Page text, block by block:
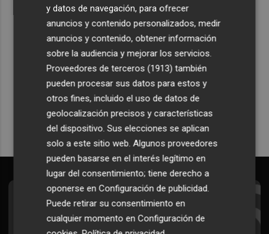
Recibe toda la actualidad de
Plaza Podcast en tu correo
Quiero suscribirme
Suscríbete al Boletín
Todos los días a primera hora en tu email
y datos de navegación, para ofrecer
anuncios y contenido personalizados, medir
anuncios y contenido, obtener información
sobre la audiencia y mejorar los servicios.
Proveedores de terceros (1913) también
pueden procesar sus datos para estos y
otros fines, incluido el uso de datos de
geolocalización precisos y características
del dispositivo. Sus elecciones se aplican
solo a este sitio web. Algunos proveedores
pueden basarse en el interés legítimo en
lugar del consentimiento; tiene derecho a
oponerse enConfiguración de publicidad.
Puede retirar su consentimiento en
cualquier momento enConfiguración de